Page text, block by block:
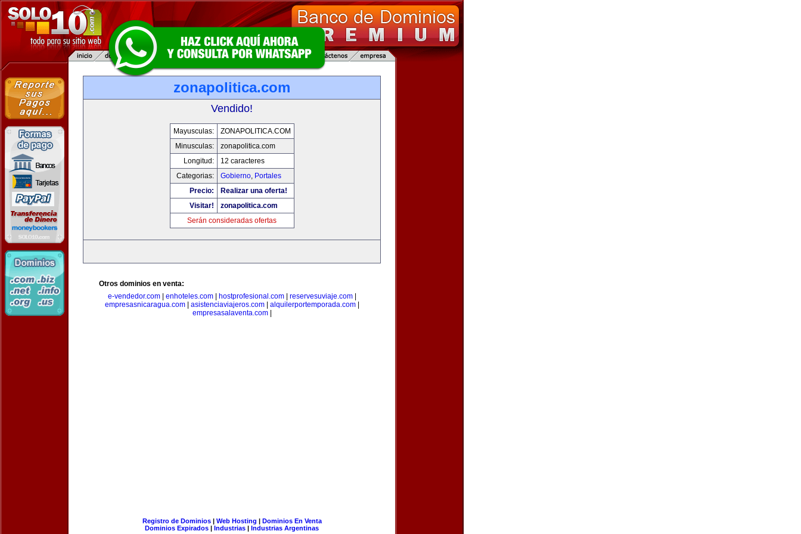
zonapolitica.com
Vendido!
Mayusculas:
ZONAPOLITICA.COM
Minusculas:
zonapolitica.com
Longitud:
12 caracteres
Categorias:
Gobierno, Portales
Precio:
Realizar una oferta!
Visitar!
zonapolitica.com
Serán consideradas ofertas
Otros dominios en venta:
e-vendedor.com| enhoteles.com| hostprofesional.com| reservesuviaje.com|
empresasnicaragua.com| asistenciaviajeros.com| alquilerportemporada.com|
empresasalaventa.com|
Registro de Dominios| Web Hosting | Dominios En Venta
Dominios Expirados | Industrias | Industrias Argentinas